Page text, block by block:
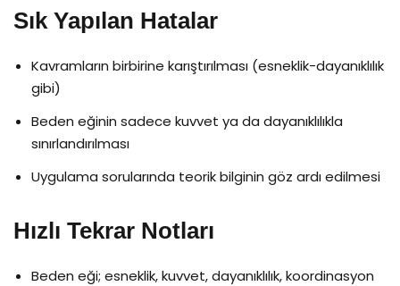
Sık Yapılan Hatalar
Kavramların birbirine karıştırılması (esneklik-dayanıklılık
gibi)
Beden eğinin sadece kuvvet ya da dayanıklılıkla
sınırlandırılması
Uygulama sorularında teorik bilginin göz ardı edilmesi
Hızlı Tekrar Notları
Beden eği; esneklik, kuvvet, dayanıklılık, koordinasyon